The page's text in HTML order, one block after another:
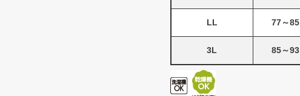
LL 77～85
3L 85～93